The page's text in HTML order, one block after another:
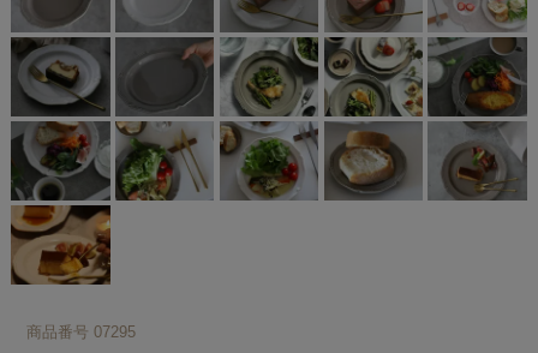
商品番号 07295